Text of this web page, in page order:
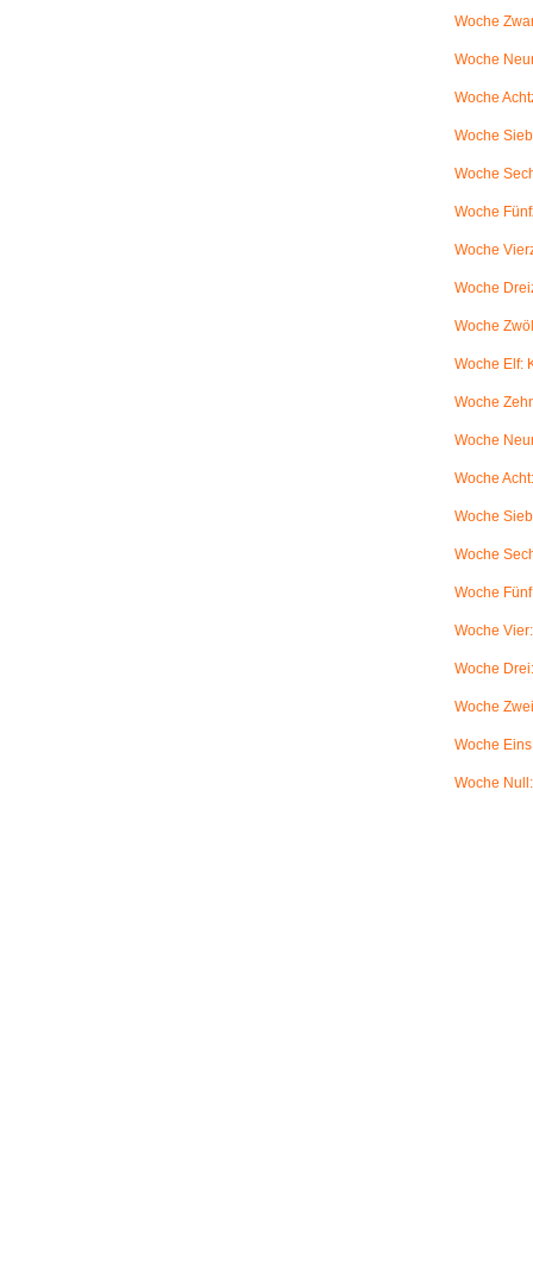
Woche
Woche
Woche
Woche
Woche
Woche
Woche
Woche
Woche
Woche Elf:
Woche
Woche
Woche
Woche
Woche
Woche
Woche
Woche
Woche
Woche
Woche